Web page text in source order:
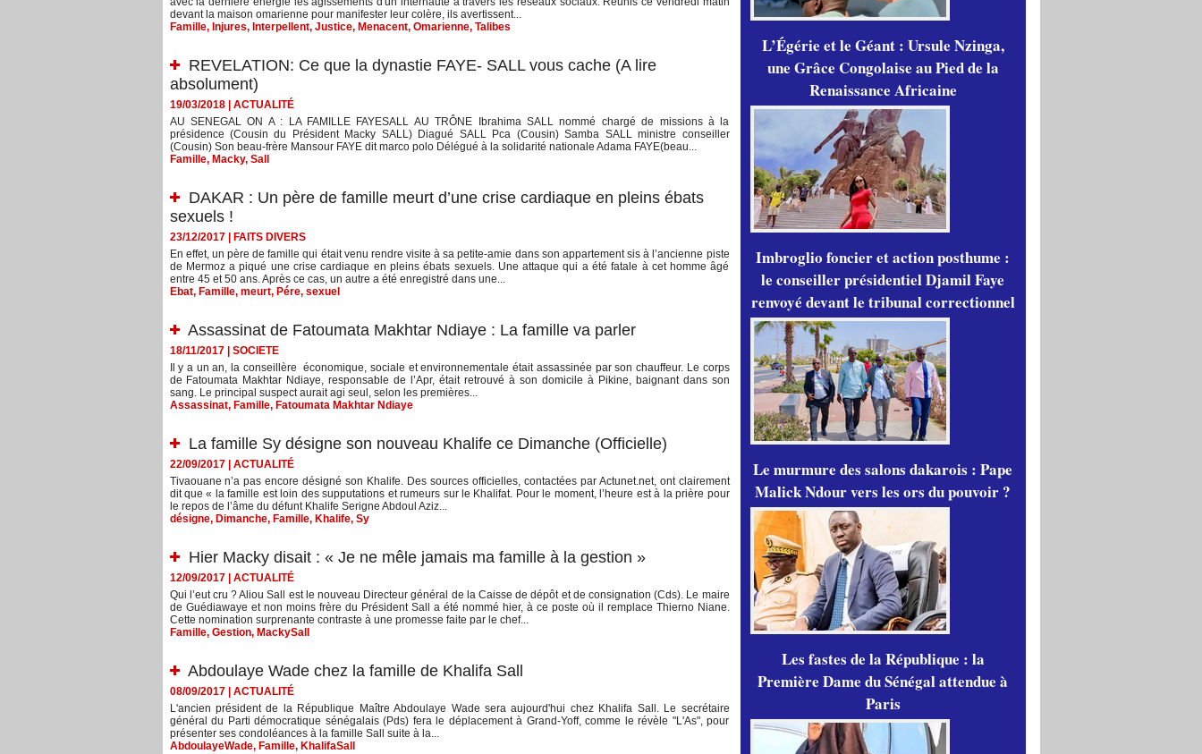
devant la maison omarienne pour manifester leur colère, ils avertissent...
Famille, Injures, Interpellent, Justice, Menacent, Omarienne, Talibes
REVELATION: Ce que la dynastie FAYE- SALL vous cache (A lire
absolument)
19/03/2018| ACTUALITÉ
AU SENEGAL ON A : LA FAMILLE FAYESALL AU TRÔNE Ibrahima SALL nommé chargé de missions à la
présidence (Cousin du Président Macky SALL) Diagué SALL Pca (Cousin) Samba SALL ministre conseiller
(Cousin) Son beau-frère Mansour FAYE dit marco polo Délégué à la solidarité nationale Adama FAYE(beau...
Famille, Macky, Sall
DAKAR : Un père de famille meurt d’une crise cardiaque en pleins ébats
sexuels !
23/12/2017|
FAITS DIVERS
En effet, un père de famille qui était venu rendre visite à sa petite-amie dans son appartement sis à l’ancienne piste
de Mermoz a piqué une crise cardiaque en pleins ébats sexuels. Une attaque qui a été fatale à cet homme âgé
entre 45 et 50 ans. Après ce cas, un autre a été enregistré dans une...
Ebat, Famille, meurt, Pére, sexuel
Assassinat de Fatoumata Makhtar Ndiaye : La famille va parler
18/11/2017| SOCIETE
Il y a un an, la conseillère économique, sociale et environnementale était assassinée par son chauffeur. Le corps
de Fatoumata Makhtar Ndiaye, responsable de l’Apr, était retrouvé à son domicile à Pikine, baignant dans son
sang. Le principal suspect aurait agi seul, selon les premières...
Assassinat, Famille, Fatoumata Makhtar Ndiaye
La famille Sy désigne son nouveau Khalife ce Dimanche (Officielle)
22/09/2017| ACTUALITÉ
Tivaouane n’a pas encore désigné son Khalife. Des sources officielles, contactées par Actunet.net, ont clairement
dit que « la famille est loin des supputations et rumeurs sur le Khalifat. Pour le moment, l’heure est à la prière pour
le repos de l’âme du défunt Khalife Serigne Abdoul Aziz...
désigne, Dimanche, Famille, Khalife, Sy
Hier Macky disait : « Je ne mêle jamais ma famille à la gestion »
12/09/2017| ACTUALITÉ
Qui l’eut cru ? Aliou Sall est le nouveau Directeur général de la Caisse de dépôt et de consignation (Cds). Le maire
de Guédiawaye et non moins frère du Président Sall a été nommé hier, à ce poste où il remplace Thierno Niane.
Cette nomination surprenante contraste à une promesse faite par le chef...
Famille, Gestion, MackySall
Abdoulaye Wade chez la famille de Khalifa Sall
08/09/2017| ACTUALITÉ
L'ancien président de la République Maître Abdoulaye Wade sera aujourd'hui chez Khalifa Sall. Le secrétaire
général du Parti démocratique sénégalais (Pds) fera le déplacement à Grand-Yoff, comme le révèle "L'As", pour
présenter ses condoléances à la famille Sall suite à la...
AbdoulayeWade, Famille, KhalifaSall
L’Égérie et le Géant : Ursule Nzinga,
une Grâce Congolaise au Pied de la
Renaissance Africaine
Imbroglio foncier et action posthume :
le conseiller présidentiel Djamil Faye
renvoyé devant le tribunal correctionnel
Le murmure des salons dakarois : Pape
Malick Ndour vers les ors du pouvoir ?
Les fastes de la République : la
Première Dame du Sénégal attendue à
Paris